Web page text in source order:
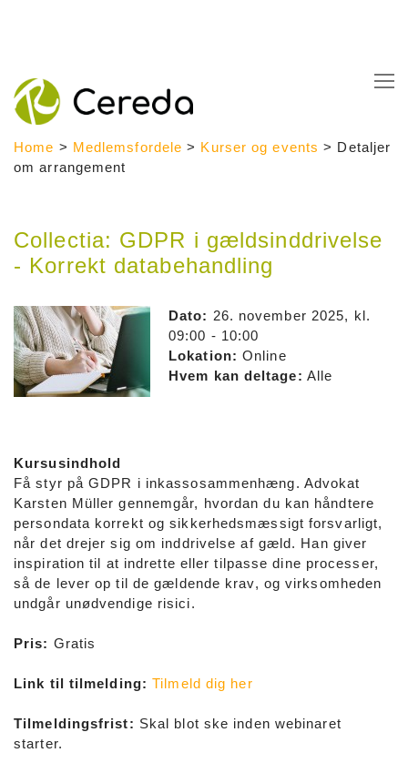
indhold
S?
efter:
Home > Medlemsfordele > Kurser og events > Detaljer
om arrangement
Collectia: GDPR i gældsinddrivelse
- Korrekt databehandling
Dato: 26. november 2025, kl.
09:00 - 10:00
Lokation: Online
Hvem kan deltage: Alle
Kursusindhold
Få styr på GDPR i inkassosammenhæng. Advokat
Karsten Müller gennemgår, hvordan du kan håndtere
persondata korrekt og sikkerhedsmæssigt forsvarligt,
når det drejer sig om inddrivelse af gæld. Han giver
inspiration til at indrette eller tilpasse dine processer,
så de lever op til de gældende krav, og virksomheden
undgår unødvendige risici.
Pris: Gratis
Link til tilmelding: Tilmeld dig her
Tilmeldingsfrist: Skal blot ske inden webinaret
starter.